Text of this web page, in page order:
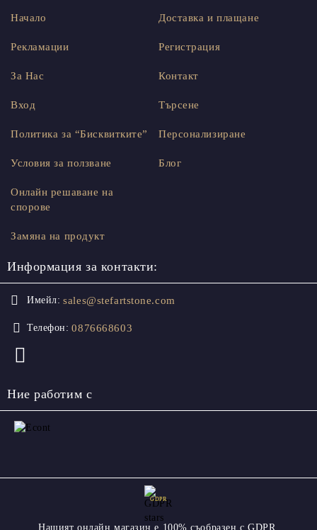
Начало
Рекламации
За Нас
Вход
Доставка и плащане
Регистрация
Контакт
Търсене
Политика за “Бисквитките”
Условия за ползване
Онлайн решаване на
спорове
Замяна на продукт
Персонализиране
Блог
Информация за контакти:
Имейл: sales@stefartstone.com
Телефон: 0876668603
Ние работим с
GDPR
Нашият онлайн магазин е 100% съобразен с GDPR.